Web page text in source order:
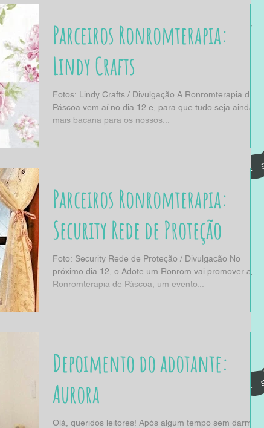
Parceiros Ronromterapia:
Lindy Crafts
Fotos: Lindy Crafts / Divulgação A Ronromterapia de
Páscoa vem aí no dia 12 e, para que tudo seja ainda
mais bacana para os nossos...
Parceiros Ronromterapia:
Security Rede de Proteção
Foto: Security Rede de Proteção / Divulgação No
próximo dia 12, o Adote um Ronrom vai promover a
Ronromterapia de Páscoa, um evento...
Depoimento do adotante:
Aurora
Olá, queridos leitores! Após algum tempo sem darmos